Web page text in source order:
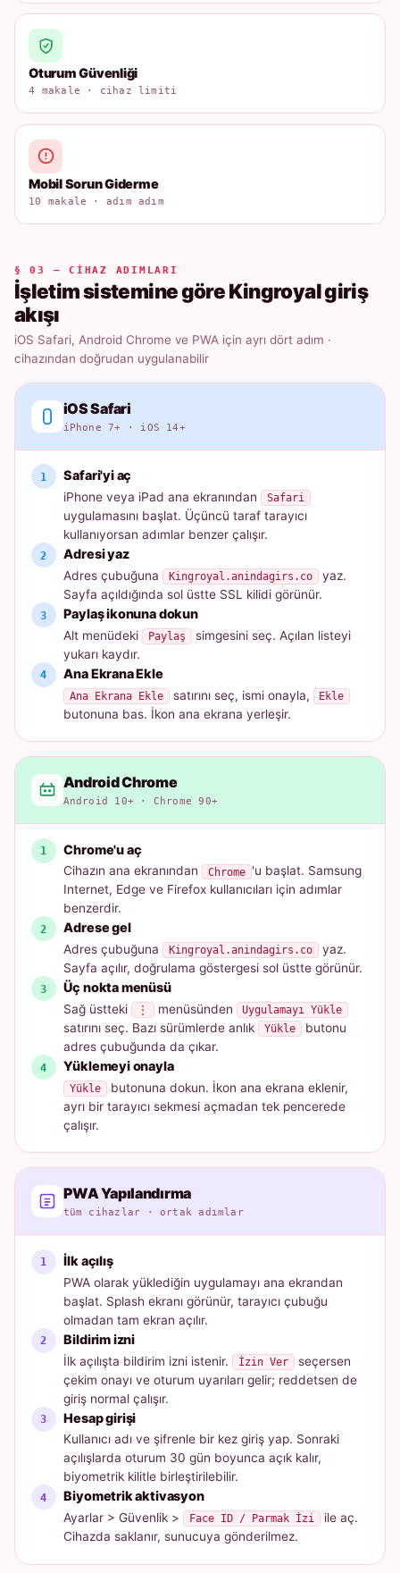
Oturum Güvenliği
4 makale · cihaz limiti
Mobil Sorun Giderme
10 makale · adım adım
§ 03 — CIHAZ ADIMLARI
İşletim sistemine göre Kingroyal giriş
akışı
iOS Safari, Android Chrome ve PWA için ayrı dört adım ·
cihazından doğrudan uygulanabilir
iOS Safari
iPhone 7+ · iOS 14+
Safari'yi aç
iPhone veya iPad ana ekranından Safari
uygulamasını başlat. Üçüncü taraf tarayıcı
kullanıyorsan adımlar benzer çalışır.
Adresi yaz
Adres çubuğuna Kingroyal.anindagirs.co
yaz.
Sayfa açıldığında sol üstte SSL kilidi görünür.
Paylaş ikonuna dokun
Alt menüdeki Paylaş
simgesini seç. Açılan listeyi
yukarı kaydır.
Ana Ekrana Ekle
Ana Ekrana Ekle satırını seç, ismi onayla, Ekle
butonuna bas. İkon ana ekrana yerleşir.
Android Chrome
Android 10+ · Chrome 90+
Chrome'u aç
Cihazın ana ekranından Chrome 'u başlat. Samsung
Internet, Edge ve Firefox kullanıcıları için adımlar
benzerdir.
Adrese gel
Adres çubuğuna Kingroyal.anindagirs.co
yaz.
Sayfa açılır, doğrulama göstergesi sol üstte görünür.
Üç nokta menüsü
Sağ üstteki ⋮ menüsünden Uygulamayı Yükle
satırını seç. Bazı sürümlerde anlık Yükle
butonu
adres çubuğunda da çıkar.
Yüklemeyi onayla
Yükle
butonuna dokun. İkon ana ekrana eklenir,
ayrı bir tarayıcı sekmesi açmadan tek pencerede
çalışır.
PWA Yapılandırma
tüm cihazlar · ortak adımlar
İlk açılış
PWA olarak yüklediğin uygulamayı ana ekrandan
başlat. Splash ekranı görünür, tarayıcı çubuğu
olmadan tam ekran açılır.
Bildirim izni
İlk açılışta bildirim izni istenir. İzin Ver
seçersen
çekim onayı ve oturum uyarıları gelir; reddetsen de
giriş normal çalışır.
Hesap girişi
Kullanıcı adı ve şifrenle bir kez giriş yap. Sonraki
açılışlarda oturum 30 gün boyunca açık kalır,
biyometrik kilitle birleştirilebilir.
Biyometrik aktivasyon
Ayarlar > Güvenlik > Face ID / Parmak İzi
ile aç.
Cihazda saklanır, sunucuya gönderilmez.